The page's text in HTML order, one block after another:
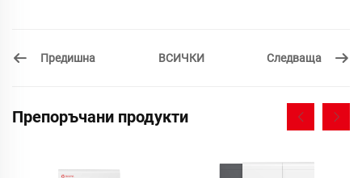
Предишна ВСИЧКИ Следваща
Препоръчани продукти